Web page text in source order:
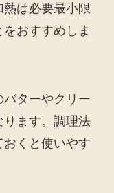
は必要最小限
おすすめしま
バターやクリー
ります。調理法
くと使いやす